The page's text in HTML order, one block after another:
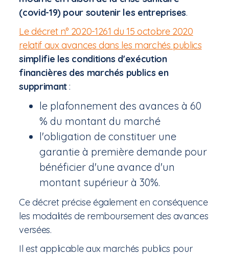
(covid-19) pour soutenir les entreprises.
Le décret n° 2020-1261 du 15 octobre 2020
relatif aux avances dans les marchés publics
simplifie les conditions d'exécution
financières des marchés publics en
supprimant:
le plafonnement des avances à 60
% du montant du marché
l'obligation de constituer une
garantie à première demande pour
bénéficier d'une avance d'un
montant supérieur à 30%.
Ce décret précise également en conséquence
les modalités de remboursement des avances
versées.
Il est applicable aux marchés publics pour